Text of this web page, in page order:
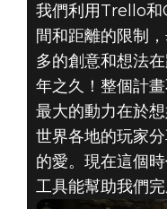
我們利用Trello
間和距離的限制
多的創意和想法
年之久！整個計
最大的動力在於
世界各地的玩家
的愛。現在這個
工具能幫助我們